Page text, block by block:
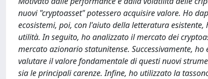
nuovi "cryptoasset" potessero acquisire valore. Ho
ecosistemi, poi, con l'aiuto della letteratura
utilità. In seguito, ho analizzato il mercato dei
mercato azionario statunitense. Successivamente,
valutare il valore fondamentale di questi nuovi
sia le principali carenze. Infine, ho utilizzato la